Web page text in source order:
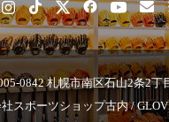
0842 札幌市南区石山2条2丁
スポーツショップ古内 /